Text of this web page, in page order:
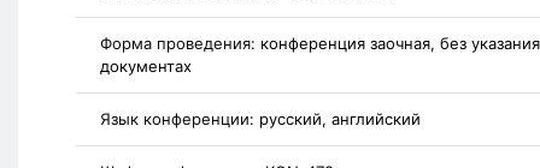
Форма проведения: конференция заочная, без
документах
Язык конференции: русский, английский